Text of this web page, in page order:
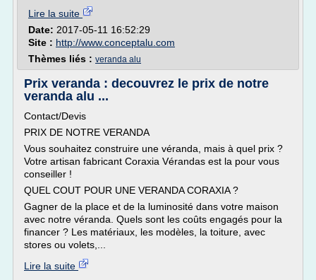
Lire la suite
Date: 2017-05-11 16:52:29
Site : http://www.conceptalu.com
Thèmes liés : veranda alu
Prix veranda : decouvrez le prix de notre
veranda alu ...
Contact/Devis
PRIX DE NOTRE VERANDA
Vous souhaitez construire une véranda, mais à quel prix ?
Votre artisan fabricant Coraxia Vérandas est la pour vous
conseiller !
QUEL COUT POUR UNE VERANDA CORAXIA ?
Gagner de la place et de la luminosité dans votre maison
avec notre véranda. Quels sont les coûts engagés pour la
financer ? Les matériaux, les modèles, la toiture, avec
stores ou volets,...
Lire la suite